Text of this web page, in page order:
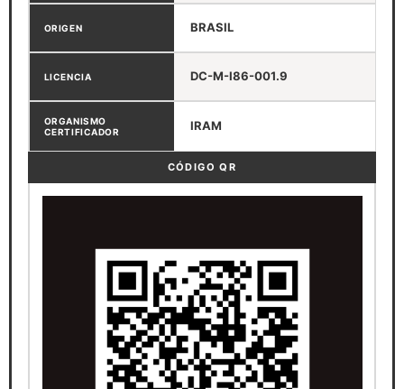
ORIGEN BRASIL
LICENCIA DC-M-I86-001.9
ORGANISMO
CERTIFICADOR
IRAM
CÓDIGO QR